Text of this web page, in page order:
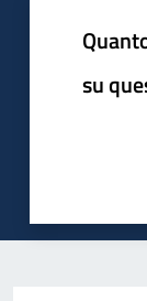
su